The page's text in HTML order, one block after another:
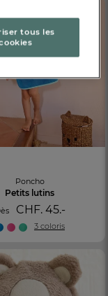
Poncho
Petits lutins
CHF. 45.-
3 coloris
tous les